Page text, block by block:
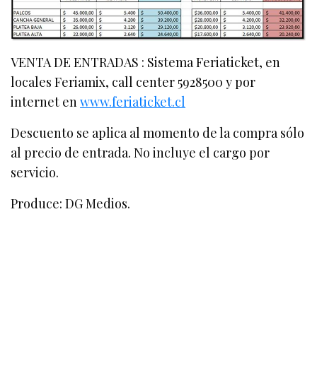
VENTA DE ENTRADAS : Sistema Feriaticket, en
locales Feriamix, call center 5928500 y por
internet enwww.feriaticket.cl
Descuento se aplica al momento de la compra sólo
al precio de entrada. No incluye el cargo por
servicio.
Produce: DG Medios.